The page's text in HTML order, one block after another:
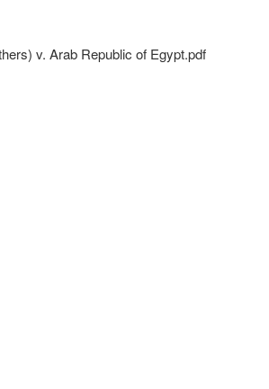
v. Arab Republic of Egypt.pdf